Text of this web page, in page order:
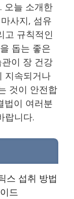
오늘 소개한
사지, 섬유
고 규칙적인
돕는 좋은
이 장 건강
지속되거나
것이 안전합
법이 여러분
랍니다.
스 섭취 방법
드